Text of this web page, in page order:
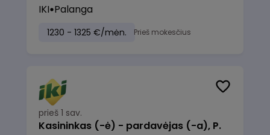
IKI Palanga
1230 - 1325 €/mėn. Prieš mokesčius
prieš 1 sav.
Kasininkas (-ė) - pardavėjas (-a), P.